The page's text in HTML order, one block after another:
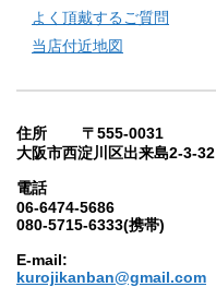
よく頂戴するご質問
当店付近地図
住所 〒555-0031
大阪市西淀川区出来島2-3-32
電話
06-6474-5686
080-5715-6333(携帯)
E-mail:
kurojikanban@gmail.com